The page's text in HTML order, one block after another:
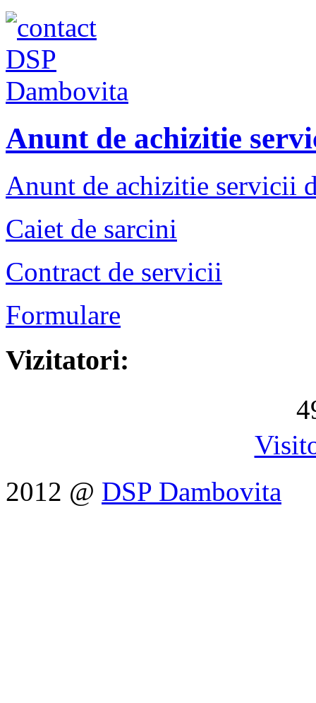
Anunt de achizitie
Anunt de achizitie servicii
Caiet de sarcini
Contract de servicii
Formulare
Vizitatori:
4
2012 @ DSP Dambovita